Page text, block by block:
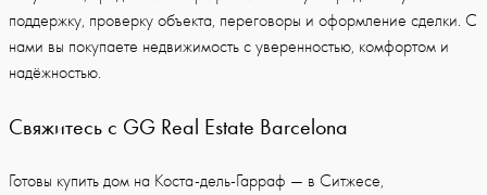
поддержку, проверку объекта, переговоры и оформление сделки. С
нами вы покупаете недвижимость с уверенностью, комфортом и
надёжностью.
Свяжитесь с GG Real Estate Barcelona
Готовы купить дом на Коста-дель-Гарраф — в Ситжесе,